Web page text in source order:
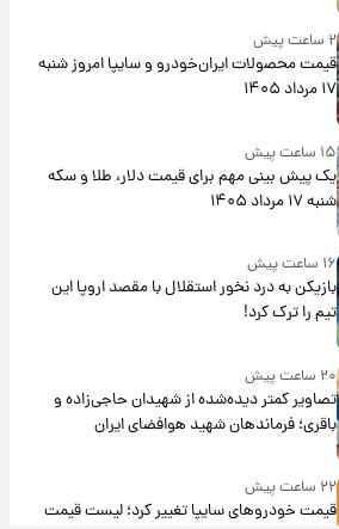
۲ ساعت پیش
قیمت محصولات ایران‌خودرو و سایپا امروز شنبه
۱۷ مرداد ۱۴۰۵
۱۵ ساعت پیش
یک پیش ‌بینی مهم برای قیمت دلار، طلا و سکه
شنبه ۱۷ مرداد ۱۴۰۵
۱۶ ساعت پیش
بازیکن به درد نخور استقلال با مقصد اروپا این
تیم را ترک کرد!
۲۰ ساعت پیش
تصاویر کمتر دیده‌شده از شهیدان حاجی‌زاده و
باقری؛ فرماندهان شهید هوافضای ایران
۲۲ ساعت پیش
قیمت خودروهای سایپا تغییر کرد؛ لیست قیمت